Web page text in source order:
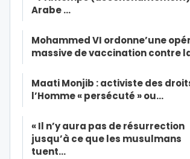
Arabe …
Mohammed VI ordonne’une
massive de vaccination contre
Maati Monjib : activiste des
l’Homme « persécuté » ou…
« Il n’y aura pas de résurrection
jusqu’à ce que les musulmans
tuent…